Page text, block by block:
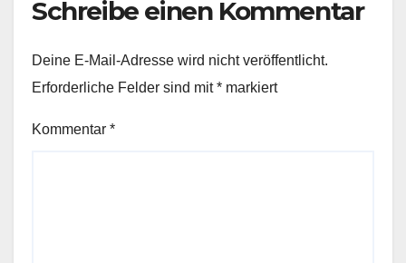
Schreibe einen Kommentar
Deine E-Mail-Adresse wird nicht veröffentlicht.
Erforderliche Felder sind mit* markiert
Kommentar *